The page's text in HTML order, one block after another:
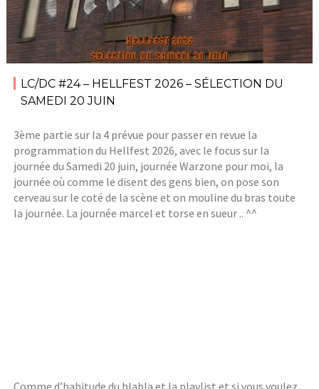
LC/DC #24 – HELLFEST 2026 – SÉLECTION DU
SAMEDI 20 JUIN
3ème partie sur la 4 prévue pour passer en revue la
programmation du Hellfest 2026, avec le focus sur la
journée du Samedi 20 juin, journée Warzone pour moi, la
journée où comme le disent des gens bien, on pose son
cerveau sur le coté de la scène et on mouline du bras toute
la journée. La journée marcel et torse en sueur .. ^^
Comme d’habitude du blabla et la playlist et si vous voulez